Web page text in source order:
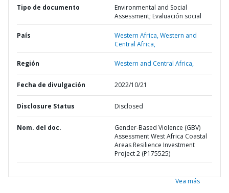
Tipo de documento
Environmental and Social
Assessment; Evaluación social
País Western Africa,Western and
Central Africa,
Región Western and Central Africa,
Fecha de divulgación 2022/10/21
Disclosure Status Disclosed
Nom. del doc.
Gender-Based Violence (GBV)
Assessment West Africa Coastal
Areas Resilience Investment
Project 2 (P175525)
Vea más